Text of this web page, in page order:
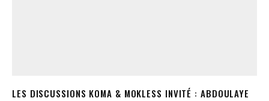
LES DISCUSSIONS KOMA & MOKLESS INVITÉ : ABDOULAYE